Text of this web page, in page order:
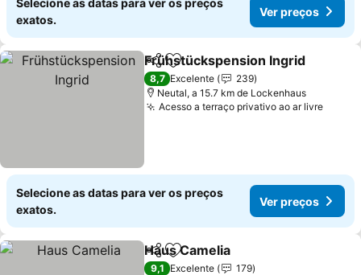
Selecione as datas para ver os preços
exatos.
Ver preços
PartilharAdicionar aos favoritos
Frühstückspension Ingrid
8,7 Excelente
239
Neutal, a 15.7 km de Lockenhaus
Acesso a terraço privativo ao ar livre
Selecione as datas para ver os preços
exatos.
Ver preços
PartilharAdicionar aos favoritos
Haus Camelia
9,1 Excelente
179